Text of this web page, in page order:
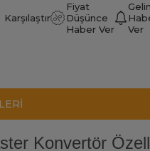
Karşılaştır
Fiyat
Düşünce
Haber Ver
Ver
Konvertör